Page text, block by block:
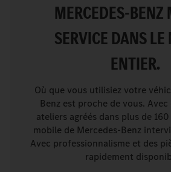
MERCEDES-BENZ
SERVICE DANS
ENTIER.
Où que vous utilisiez votre
Benz est proche de vous.
ateliers agréés dans plus de
mobile de Mercedes-Benz
Avec professionnalisme et des
rapidement